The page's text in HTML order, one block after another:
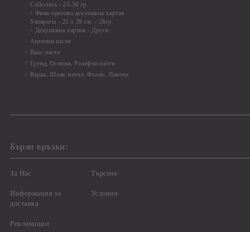
Collection - 25-30 гр.
Фина оризова декупажна хартия
Stamperia - 21 х 29.см. - 28гр.
Декупажна хартия - Други
Антични пасти
Вакс пасти
Грунд, Основи, Релефни пасти
Варак, Шлак метал, Фолио, Пантна
Бързи връзки:
За Нас
Информация за
доставка
Рекламации
Търсене
Условия